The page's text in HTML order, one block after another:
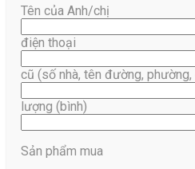
Tên của Anh/chị
điện thoại
cũ (số nhà, tên đường, phường,
lượng (bình)
Sản phẩm mua